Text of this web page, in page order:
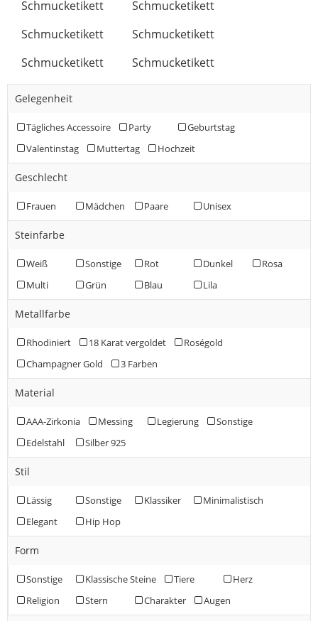
Schmucketikett
Schmucketikett
Schmucketikett
Schmucketikett
Schmucketikett
Schmucketikett
Gelegenheit
Tägliches Accessoire Party
Geburtstag
Valentinstag
Muttertag Hochzeit
Geschlecht
Frauen Mädchen Paare Unisex
Steinfarbe
Weiß Sonstige Rot Dunkel
Rosa
Multi
Grün Blau Lila
Metallfarbe
Rhodiniert 18 Karat vergoldet
Roségold
Champagner Gold
3 Farben
Material
AAA-Zirkonia Messing Legierung
Sonstige
Edelstahl
Silber 925
Stil
Lässig Sonstige Klassiker
Minimalistisch
Elegant
Hip Hop
Form
Sonstige Klassische Steine Tiere
Herz
Religion
Stern Charakter Augen